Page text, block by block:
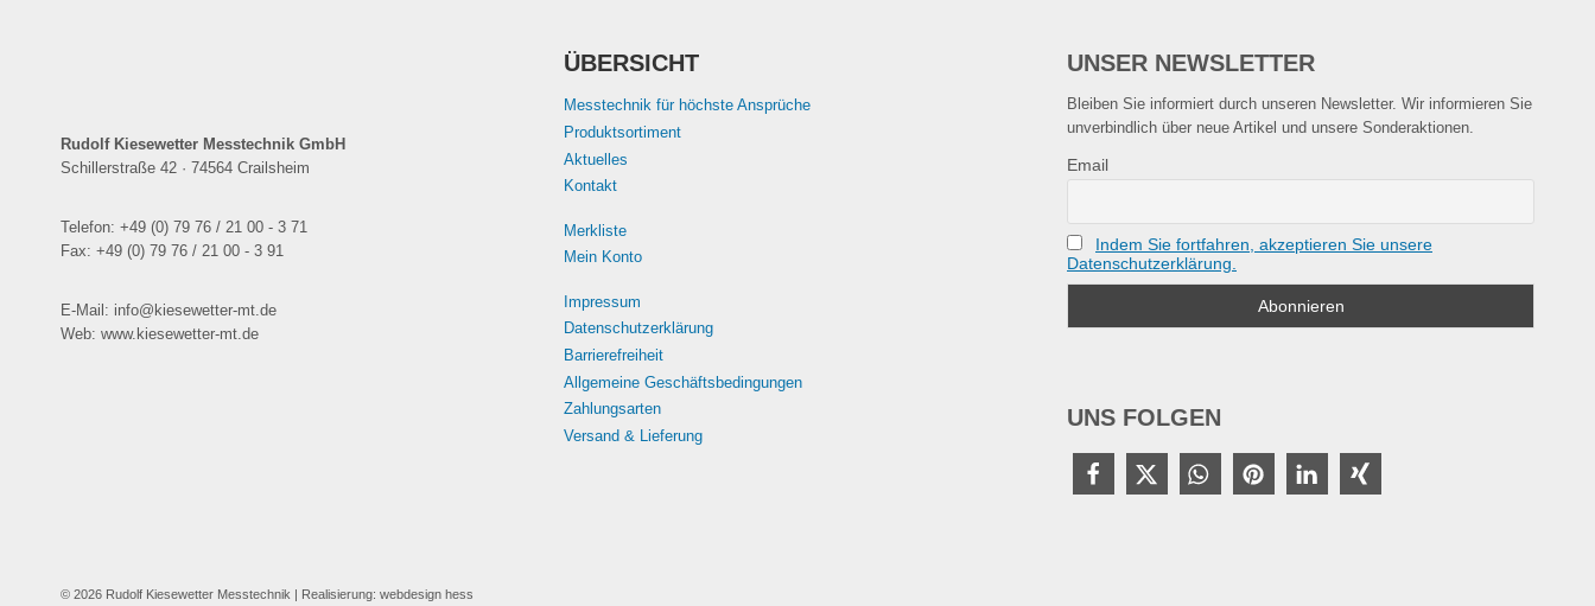
Rudolf Kiesewetter Messtechnik GmbH
Schillerstraße 42 · 74564 Crailsheim
Telefon: +49 (0) 79 76 / 21 00 - 3 71
Fax: +49 (0) 79 76 / 21 00 - 3 91
E-Mail: info@kiesewetter-mt.de
Web: www.kiesewetter-mt.de
ÜBERSICHT
Messtechnik für höchste Ansprüche
Produktsortiment
Aktuelles
Kontakt
Merkliste
Mein Konto
Impressum
Datenschutzerklärung
Barrierefreiheit
Allgemeine Geschäftsbedingungen
Zahlungsarten
Versand & Lieferung
UNSER NEWSLETTER
Bleiben Sie informiert durch unseren Newsletter. Wir informieren Sie
unverbindlich über neue Artikel und unsere Sonderaktionen.
Email
Indem Sie fortfahren, akzeptieren Sie unsere
Datenschutzerklärung.
UNS FOLGEN
© 2026 Rudolf Kiesewetter Messtechnik | Realisierung: webdesign hess